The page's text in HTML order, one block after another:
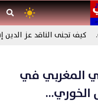
كيف تجنى الناقد عز الدين
المغربي في
الخوري…